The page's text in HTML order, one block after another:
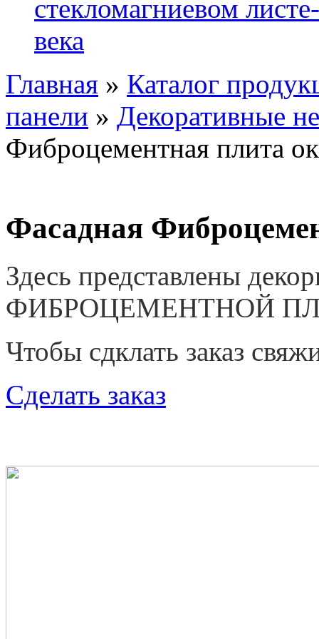
стекломагниевом
века
Главная » Каталог
панели » Декоративные
Фиброцементная плита
Фасадная
Здесь представлены
ФИБРОЦЕМЕНТНОЙ
Чтобы сдклать заказ
Cделать заказ